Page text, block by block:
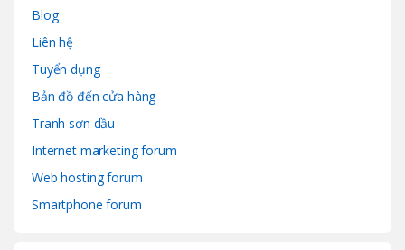
Blog
Liên hệ
Tuyển dụng
Bản đồ đến cửa hàng
Tranh sơn dầu
Internet marketing forum
Web hosting forum
Smartphone forum